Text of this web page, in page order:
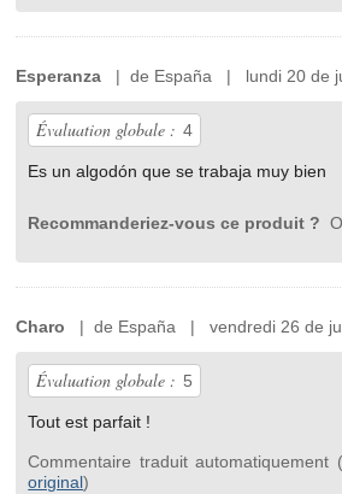
Esperanza | de España | lundi 20 de
Évaluation globale : 4
Es un algodón que se trabaja muy bien
Recommanderiez-vous ce produit ?
Charo | de España | vendredi 26 de
Évaluation globale : 5
Tout est parfait !
Commentaire traduit automatiquement (
original)